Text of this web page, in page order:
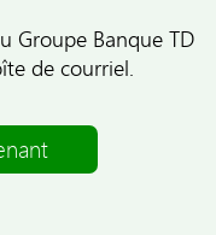
Groupe Banque TD
de courriel.